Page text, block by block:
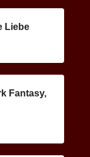
Liebe
Fantasy,